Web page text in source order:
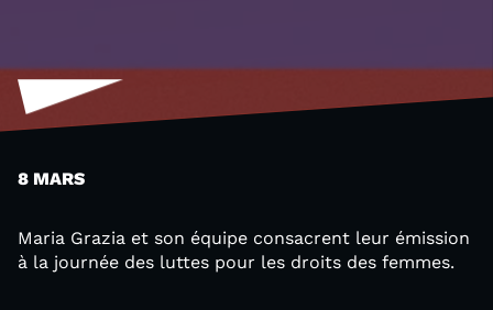
8 MARS
Maria Grazia et son équipe consacrent leur émission
à la journée des luttes pour les droits des femmes.